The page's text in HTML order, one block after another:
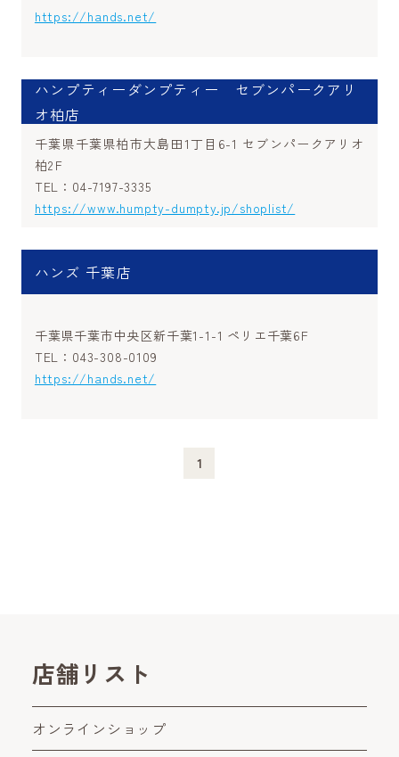
https://hands.net/
ハンプティーダンプティー セブンパークアリ
オ柏店
千葉県千葉県柏市大島田1丁目6-1 セブンパークアリオ
柏2Ｆ
TEL：04-7197-3335
https://www.humpty-dumpty.jp/shoplist/
ハンズ 千葉店
千葉県千葉市中央区新千葉1-1-1 ペリエ千葉6F
TEL：043-308-0109
https://hands.net/
1
店舗リスト
オンラインショップ